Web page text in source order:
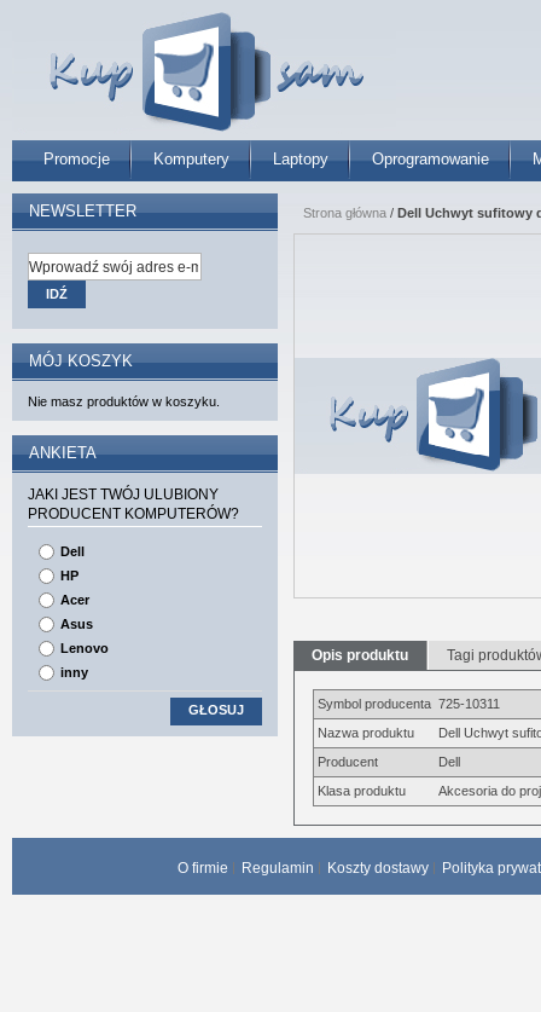
Promocje Komputery Laptopy Oprogramowanie
Strona główna / Dell Uchwyt sufitowy
Opis produktu Tagi
Symbol producenta 725-10311
Nazwa produktu
Dell Uchwyt
Producent
Dell
Klasa produktu
Akcesoria do
NEWSLETTER
IDŹ
MÓJ KOSZYK
Nie masz produktów w koszyku.
ANKIETA
JAKI JEST TWÓJ ULUBIONY
PRODUCENT KOMPUTERÓW?
Dell
HP
Acer
Asus
Lenovo
inny
GŁOSUJ
O firmie Regulamin Koszty dostawy Polityka